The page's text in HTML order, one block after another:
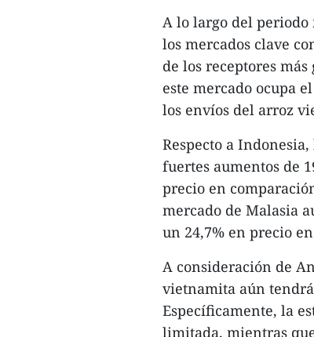
A lo largo del
los mercados clave
de los receptores
este mercado ocupa
los envíos del arroz
Respecto a
fuertes aumentos de
precio en
mercado de Malasia
un 24,7% en precio
A consideración de
vietnamita aún
Específicamente, la
limitada, mientras